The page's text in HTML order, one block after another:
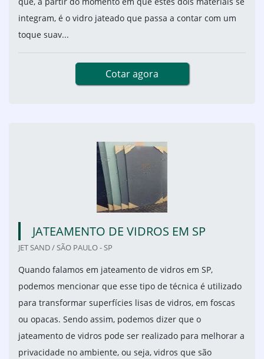
integram, é o vidro jateado que passa a contar com um
toque suav...
Cotar agora
JATEAMENTO DE VIDROS EM SP
JET SAND / SÃO PAULO - SP
Quando falamos em jateamento de vidros em SP,
podemos mencionar que esse tipo de técnica é utilizado
para transformar superfícies lisas de vidros, em foscas
ou opacas. Sendo assim, podemos dizer que o
jateamento de vidros pode ser realizado para melhorar a
privacidade no ambiente, ou seja, vidros que são